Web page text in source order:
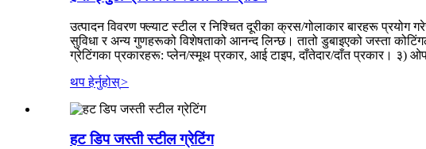
उत्पादन विवरण फ्ल्याट स्टील र निश्चित दूरीका क्रस/गोलाकार बारहरू प्रयोग
सुविधा र अन्य गुणहरूको विशेषताको आनन्द लिन्छ। तातो डुबाइएको जस्ता
ग्रेटिंगका प्रकारहरू: प्लेन/स्मूथ प्रकार, आई टाइप, दाँतेदार/दाँत प्रकार। ३)
थप हेर्नुहोस्>
हट डिप जस्ती स्टील ग्रेटिंग